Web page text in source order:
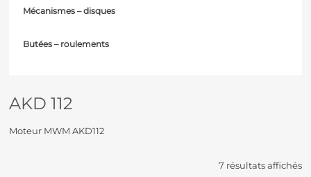
AKD 112
Moteur MWM AKD112
7 résultats affichés
Mécanismes – disques
Butées – roulements